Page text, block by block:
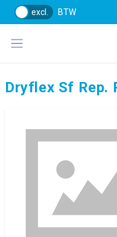
excl. BTW
Open menu
Dryflex Sf Rep.